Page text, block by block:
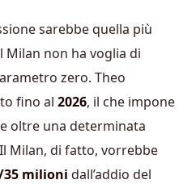
sarebbe quella più
Milan non ha voglia di
zero. Theo
fino al 2026, il che impone
oltre una determinata
Milan, di fatto, vorrebbe
35 milioni dall’addio del